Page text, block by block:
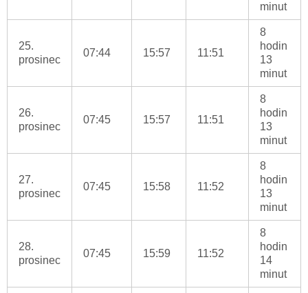
minut
25.
prosinec
07:44 15:57 11:51
8
hodin
13
minut
26.
prosinec
07:45 15:57 11:51
8
hodin
13
minut
27.
prosinec
07:45 15:58 11:52
8
hodin
13
minut
28.
prosinec
07:45 15:59 11:52
8
hodin
14
minut